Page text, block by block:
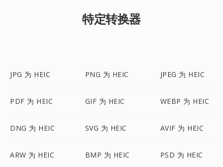
特定转换器
JPG 为 HEIC PNG 为 HEIC JPEG 为 HEIC
PDF 为 HEIC GIF 为 HEIC WEBP 为 HEIC
DNG 为 HEIC SVG 为 HEIC AVIF 为 HEIC
ARW 为 HEIC BMP 为 HEIC PSD 为 HEIC